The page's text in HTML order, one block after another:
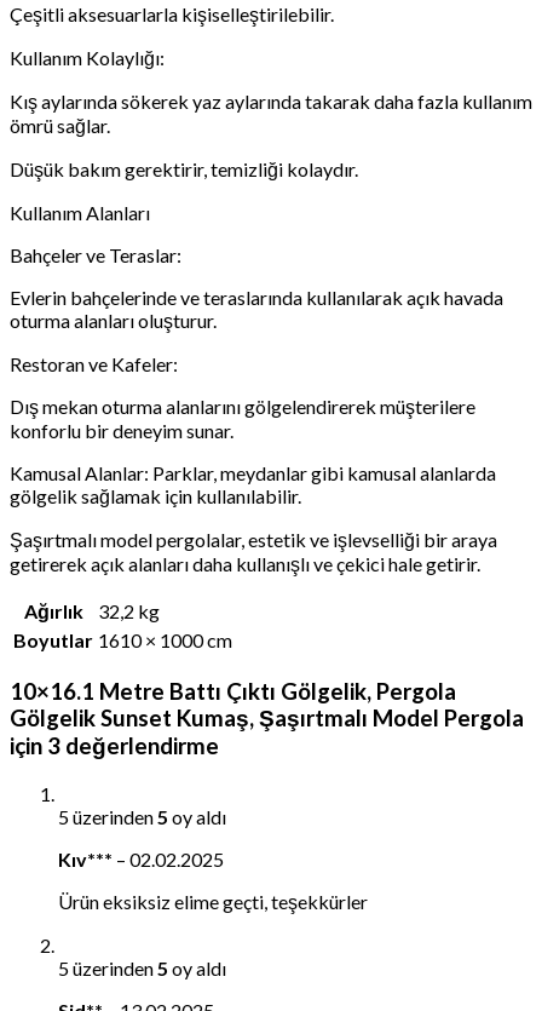
Çeşitli aksesuarlarla kişiselleştirilebilir.
Kullanım Kolaylığı:
Kış aylarında sökerek yaz aylarında takarak daha fazla kullanım
ömrü sağlar.
Düşük bakım gerektirir, temizliği kolaydır.
Kullanım Alanları
Bahçeler ve Teraslar:
Evlerin bahçelerinde ve teraslarında kullanılarak açık havada
oturma alanları oluşturur.
Restoran ve Kafeler:
Dış mekan oturma alanlarını gölgelendirerek müşterilere
konforlu bir deneyim sunar.
Kamusal Alanlar: Parklar, meydanlar gibi kamusal alanlarda
gölgelik sağlamak için kullanılabilir.
Şaşırtmalı model pergolalar, estetik ve işlevselliği bir araya
getirerek açık alanları daha kullanışlı ve çekici hale getirir.
Ağırlık
32,2 kg
Boyutlar 1610 × 1000 cm
10×16.1 Metre Battı Çıktı Gölgelik, Pergola
Gölgelik Sunset Kumaş, Şaşırtmalı Model Pergola
için 3 değerlendirme
5 üzerinden5 oy aldı
Kıv*** – 02.02.2025
Ürün eksiksiz elime geçti, teşekkürler
5 üzerinden5 oy aldı